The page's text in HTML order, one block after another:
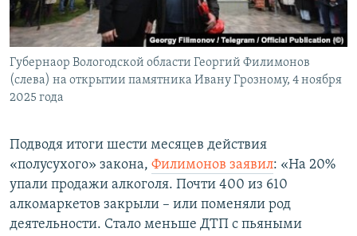
Губернаор Вологодской области Георгий Филимонов
(слева) на открытии памятника Ивану Грозному, 4 ноября
2025 года
Подводя итоги шести месяцев действия
«полусухого» закона, Филимонов заявил: «На 20%
упали продажи алкоголя. Почти 400 из 610
алкомаркетов закрыли – или поменяли род
деятельности. Стало меньше ДТП с пьяными